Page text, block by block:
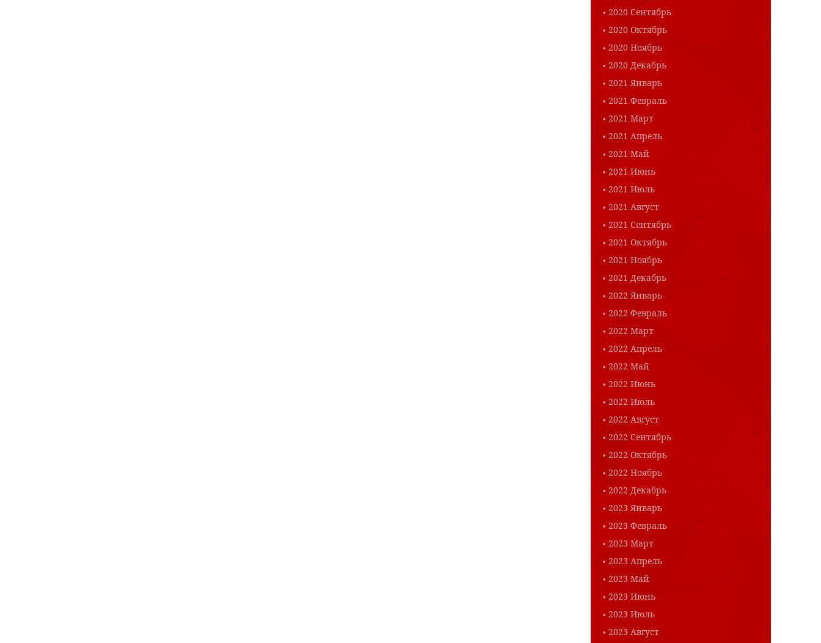
2020 Сентябрь
2020 Октябрь
2020 Ноябрь
2020 Декабрь
2021 Январь
2021 Февраль
2021 Март
2021 Апрель
2021 Май
2021 Июнь
2021 Июль
2021 Август
2021 Сентябрь
2021 Октябрь
2021 Ноябрь
2021 Декабрь
2022 Январь
2022 Февраль
2022 Март
2022 Апрель
2022 Май
2022 Июнь
2022 Июль
2022 Август
2022 Сентябрь
2022 Октябрь
2022 Ноябрь
2022 Декабрь
2023 Январь
2023 Февраль
2023 Март
2023 Апрель
2023 Май
2023 Июнь
2023 Июль
2023 Август